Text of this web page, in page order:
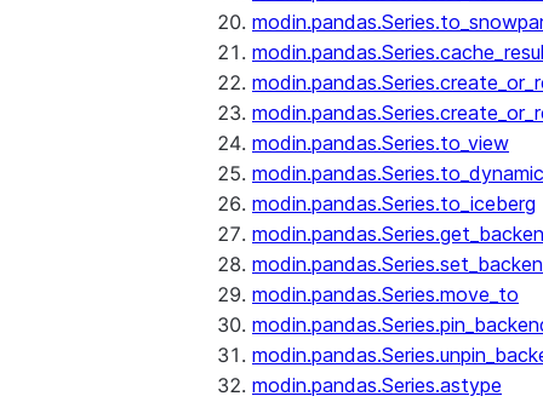
modin.pandas.Series.to_view
modin.pandas.Series.to_iceberg
modin.pandas.Series.move_to
modin.pandas.Series.astype